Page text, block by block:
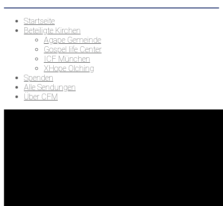
Startseite
Beteiligte Kirchen
Agape Gemeinde
Gospel life Center
ICF München
XHope Olching
Spenden
Alle Sendungen
Über CFM